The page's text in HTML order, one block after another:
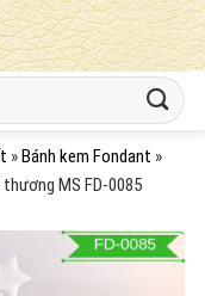
»Bánh kem Fondant »
MS FD-0085